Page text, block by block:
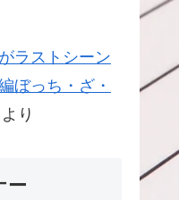
ラストシーン
ぼっち・ざ・
より
ー